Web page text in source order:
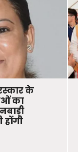
के
का
होंगी